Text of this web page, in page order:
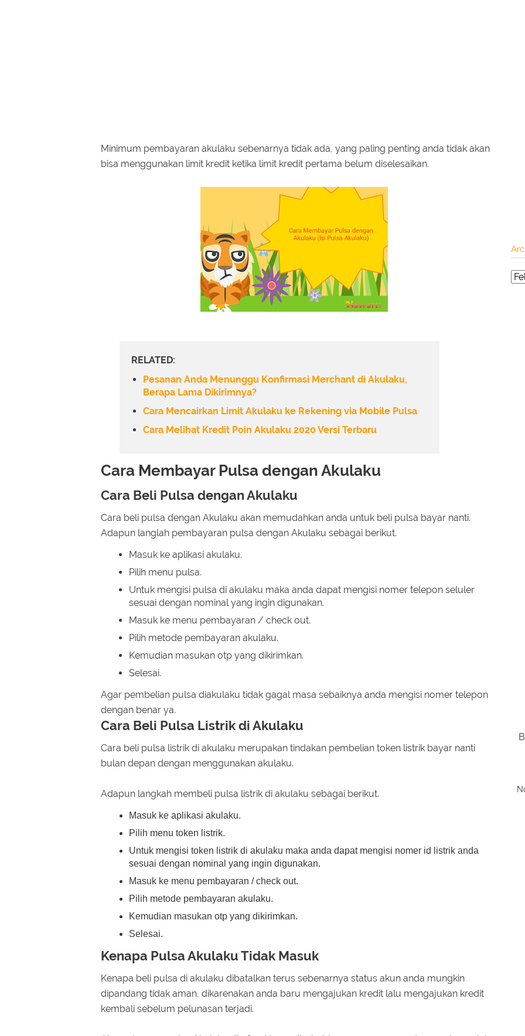
Minimum pembayaran akulaku sebenarnya tidak ada, yang paling penting anda tidak akan
bisa menggunakan limit kredit ketika limit kredit pertama belum diselesaikan.
RELATED:
Pesanan Anda Menunggu Konfirmasi Merchant di Akulaku,
Berapa Lama Dikirimnya?
Cara Mencairkan Limit Akulaku ke Rekening via Mobile Pulsa
Cara Melihat Kredit Poin Akulaku 2020 Versi Terbaru
Cara Membayar Pulsa dengan Akulaku
Cara Beli Pulsa dengan Akulaku
Cara beli pulsa dengan Akulaku akan memudahkan anda untuk beli pulsa bayar nanti.
Adapun langlah pembayaran pulsa dengan Akulaku sebagai berikut.
Masuk ke aplikasi akulaku.
Pilih menu pulsa.
Untuk mengisi pulsa di akulaku maka anda dapat mengisi nomer telepon seluler
sesuai dengan nominal yang ingin digunakan.
Masuk ke menu pembayaran / check out.
Pilih metode pembayaran akulaku.
Kemudian masukan otp yang dikirimkan.
Selesai.
Agar pembelian pulsa diakulaku tidak gagal masa sebaiknya anda mengisi nomer telepon
dengan benar ya.
Cara Beli Pulsa Listrik di Akulaku
Cara beli pulsa listrik di akulaku merupakan tindakan pembelian token listrik bayar nanti
bulan depan dengan menggunakan akulaku.
Adapun langkah membeli pulsa listrik di akulaku sebagai berikut.
Masuk ke aplikasi akulaku.
Pilih menu token listrik.
Untuk mengisi token listrik di akulaku maka anda dapat mengisi nomer id listrik anda
sesuai dengan nominal yang ingin digunakan.
Masuk ke menu pembayaran / check out.
Pilih metode pembayaran akulaku.
Kemudian masukan otp yang dikirimkan.
Selesai.
Kenapa Pulsa Akulaku Tidak Masuk
Kenapa beli pulsa di akulaku dibatalkan terus sebenarnya status akun anda mungkin
dipandang tidak aman, dikarenakan anda baru mengajukan kredit lalu mengajukan kredit
kembali sebelum pelunasan terjadi.